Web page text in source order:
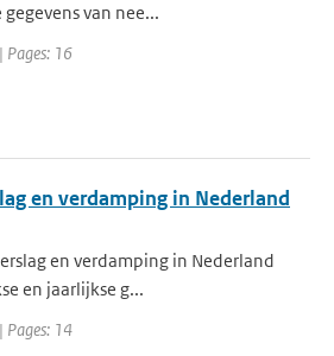
van nee...
Pages: 16
en verdamping in Nederland
en verdamping in Nederland
en jaarlijkse g...
Pages: 14